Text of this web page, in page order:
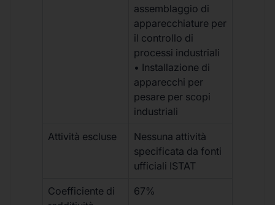
assemblaggio di
apparecchiature per
il controllo di
processi industriali
• Installazione di
apparecchi per
pesare per scopi
industriali
Attività escluse
Nessuna attività
specificata da fonti
ufficiali ISTAT
Coefficiente di
67%